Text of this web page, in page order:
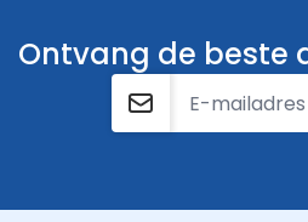
Ontvang de beste
E-mailadres